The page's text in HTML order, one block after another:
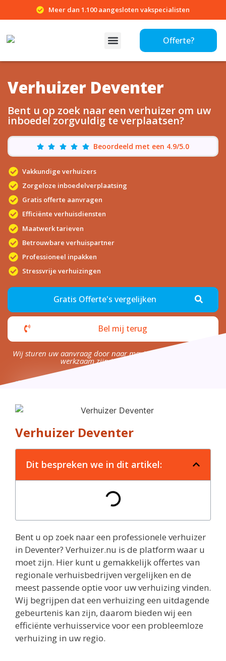
Meer dan 1.100 aangesloten vakspecialisten
Offerte?
Verhuizer Deventer
Bent u op zoek naar een verhuizer om uw
inboedel zorgvuldig te verplaatsen?
Beoordeeld met een 4.9/5.0
Vakkundige verhuizers
Zorgeloze inboedelverplaatsing
Gratis offerte aanvragen
Efficiënte verhuisdiensten
Maatwerk tarieven
Betrouwbare verhuispartner
Professioneel inpakken
Stressvrije verhuizingen
Gratis Offerte's vergelijken
Bel mij terug
Wij sturen uw aanvraag door naar maximaal 4 bedrijven die
werkzaam zijn in uw omgeving.
Verhuizer Deventer
Dit bespreken we in dit artikel:
Bent u op zoek naar een professionele verhuizer
in Deventer? Verhuizer.nu is de platform waar u
moet zijn. Hier kunt u gemakkelijk offertes van
regionale verhuisbedrijven vergelijken en de
meest passende optie voor uw verhuizing vinden.
Wij begrijpen dat een verhuizing een uitdagende
gebeurtenis kan zijn, daarom bieden wij een
efficiënte verhuisservice voor een probleemloze
verhuizing in uw regio.